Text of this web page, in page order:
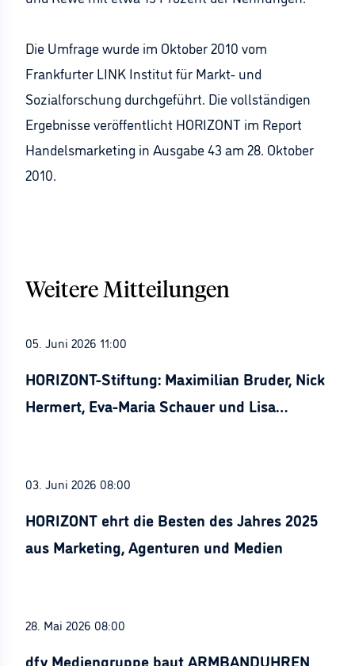
Die Umfrage wurde im Oktober 2010 vom
Frankfurter LINK Institut für Markt- und
Sozialforschung durchgeführt. Die vollständigen
Ergebnisse veröffentlicht HORIZONT im Report
Handelsmarketing in Ausgabe 43 am 28. Oktober
2010.
Weitere Mitteilungen
05. Juni 2026 11:00
HORIZONT-Stiftung: Maximilian Bruder, Nick
Hermert, Eva-Maria Schauer und Lisa
03. Juni 2026 08:00
HORIZONT ehrt die Besten des Jahres 2025
aus Marketing, Agenturen und Medien
28. Mai 2026 08:00
dfv Mediengruppe baut ARMBANDUHREN